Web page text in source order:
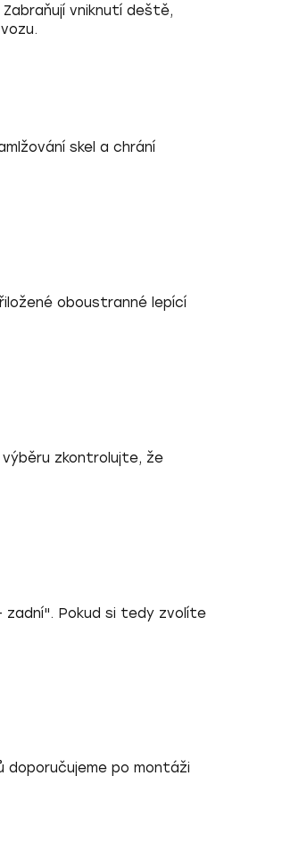
vniknutí deště,
skel a chrání
oboustranné lepící
zkontrolujte, že
zadní". Pokud si tedy zvolíte
doporučujeme po montáži